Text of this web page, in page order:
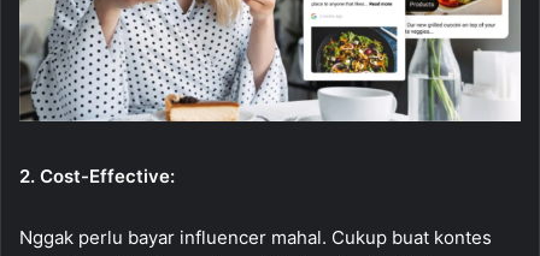
2. Cost-Effective:
Nggak perlu bayar influencer mahal. Cukup buat kontes